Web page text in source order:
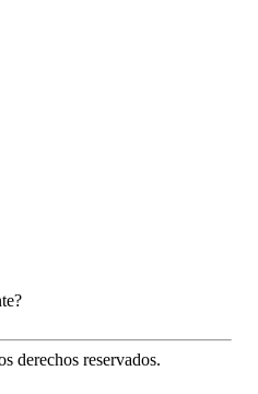
derechos reservados.